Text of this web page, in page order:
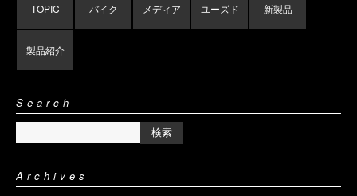
TOPIC バイク メディア ユーズド 新製品
製品紹介
Search
Archives